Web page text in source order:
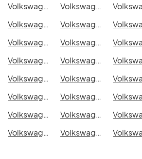
Volkswagen Amarok DoubleCab 2.8t i Uppsala
Volkswagen Amarok DoubleCab 2.8t i Västerås
Volkswagen Amarok DoubleCab 2.8t i Eskilstuna
Volkswagen Amarok DoubleCab 2.8t i Kalmar
Volkswagen Amarok DoubleCab 2.8t i Kristianstad
Volkswagen Amarok DoubleCab 2.8t i Sundsvall
Volkswagen Amarok DoubleCab 2.8t i Borås
Volkswagen Amarok DoubleCab 2.8t i Falkenberg
Volkswagen Amarok DoubleCab 2.8t i Lund
Volkswagen Amarok DoubleCab 2.8t i Mönsterås
Volkswagen Amarok DoubleCab 2.8t i Ystad
Volkswagen Amarok DoubleCab 2.8t i Östersund
Volkswagen Amarok DoubleCab 2.8t i Nyköping
Volkswagen Amarok DoubleCab 2.8t i Oskarshamn
Volkswagen Amarok DoubleCab 2.8t i Skövde
Volkswagen Amarok DoubleCab 2.8t i Trollhättan